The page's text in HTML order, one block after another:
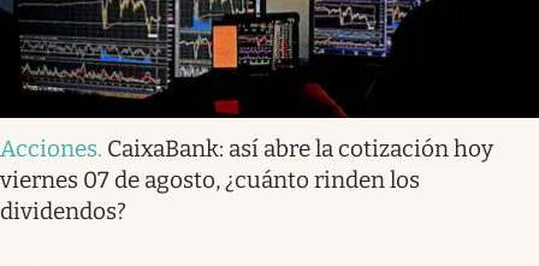
Acciones. CaixaBank: así abre la cotización hoy
viernes 07 de agosto, ¿cuánto rinden los
dividendos?